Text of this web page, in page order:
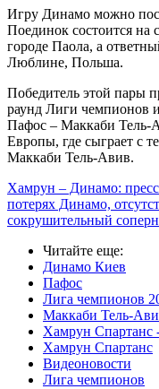
Игру Динамо можно
Поединок состоится на
городе Паола, а
Люблине, Польша.
Победитель этой пары
раунд Лиги чемпионов
Пафос – Маккаби Тель-
Европы, где сыграет с
Маккаби Тель-Авив.
Хамрун – Динамо:
потерях Динамо,
сокрушительный
Читайте еще:
Динамо Киев
Пафос
Лига чемпионов
Маккаби Тель-
Хамрун Спартанс
Хамрун Спартанс
Видеоновости
Лига чемпионов